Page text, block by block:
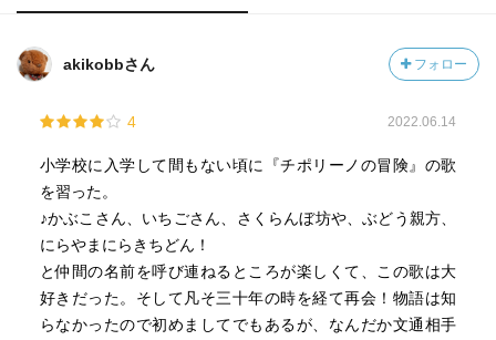
akikobbさん フォロー
4 2022.06.14
小学校に入学して間もない頃に『チポリーノの冒険』の歌
を習った。
♪かぶこさん、いちごさん、さくらんぼ坊や、ぶどう親方、
にらやまにらきちどん！
と仲間の名前を呼び連ねるところが楽しくて、この歌は大
好きだった。そして凡そ三十年の時を経て再会！物語は知
らなかったので初めましてでもあるが、なんだか文通相手